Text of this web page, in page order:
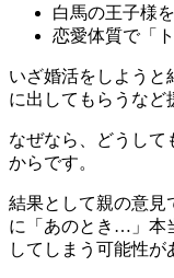
白馬の王子様
恋愛体質で「
いざ婚活をしようと
に出してもらうなど
なぜなら、どうして
からです。
結果として親の意見
に「あのとき…」本
してしまう可能性が